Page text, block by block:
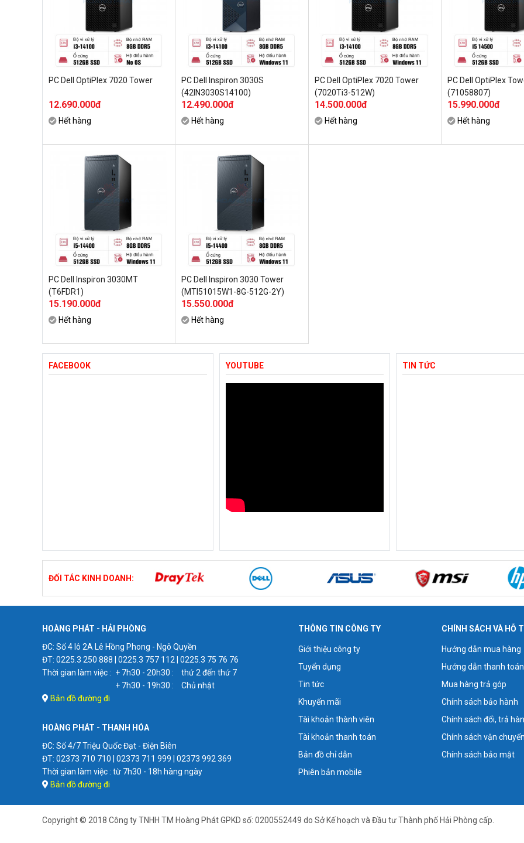
PC Dell OptiPlex 7020 Tower
12.690.000đ
Hết hàng
PC Dell Inspiron 3030S
(42IN3030S14100)
12.490.000đ
Hết hàng
PC Dell OptiPlex 7020 Tower
(7020Ti3-512W)
14.500.000đ
Hết hàng
PC Dell OptiPlex
(71058807)
15.990.000đ
Hết hàng
PC Dell Inspiron 3030MT
(T6FDR1)
15.190.000đ
Hết hàng
PC Dell Inspiron 3030 Tower
(MTI51015W1-8G-512G-2Y)
15.550.000đ
Hết hàng
FACEBOOK YOUTUBE TIN TỨC
ĐỐI TÁC KINH DOANH:
HOÀNG PHÁT - HẢI PHÒNG
ĐC: Số 4 lô 2A Lê Hồng Phong - Ngô Quyền
ĐT: 0225.3 250 888 | 0225.3 757 112 | 0225.3 75 76 76
Thời gian làm việc : + 7h30 - 20h30 :
thứ 2 đến thứ 7
+ 7h30 - 19h30 :
Chủ nhật
Bản đồ đường đi
HOÀNG PHÁT - THANH HÓA
ĐC: Số 4/7 Triệu Quốc Đạt - Điện Biên
ĐT: 02373 710 710 | 02373 711 999 | 02373 992 369
Thời gian làm việc : từ 7h30 - 18h hàng ngày
Bản đồ đường đi
THÔNG TIN CÔNG TY
Giới thiệu công ty
Tuyển dụng
Tin tức
Khuyến mãi
Tài khoản thành viên
Tài khoản thanh toán
Bản đồ chỉ dẫn
Phiên bản mobile
CHÍNH SÁCH VÀ HỖ
Hướng dẫn mua hàng
Hướng dẫn thanh toán
Mua hàng trả góp
Chính sách bảo hành
Chính sách đổi, trả
Chính sách vận
Chính sách bảo mật
Copyright © 2018 Công ty TNHH TM Hoàng Phát GPKD số: 0200552449 do Sở Kế hoạch và Đầu tư Thành phố Hải Phòng cấp.